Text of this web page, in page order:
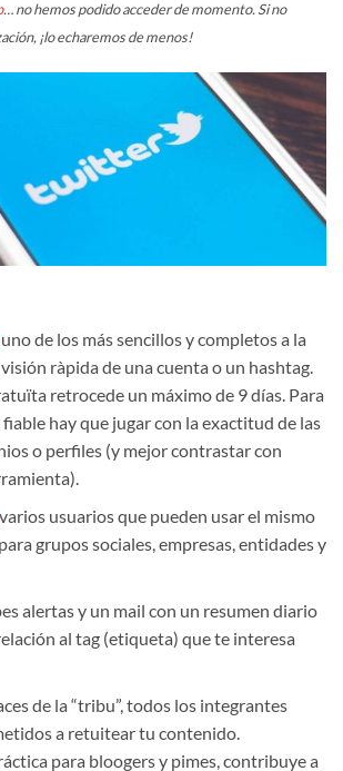
… no hemos podido acceder de momento. Si no
¡lo echaremos de menos!
de los más sencillos y completos a la
ràpida de una cuenta o un hashtag.
retrocede un máximo de 9 días. Para
hay que jugar con la exactitud de las
o perfiles (y mejor contrastar con
usuarios que pueden usar el mismo
grupos sociales, empresas, entidades y
alertas y un mail con un resumen diario
al tag (etiqueta) que te interesa
de la “tribu”, todos los integrantes
a retuitear tu contenido.
para bloogers y pimes, contribuye a